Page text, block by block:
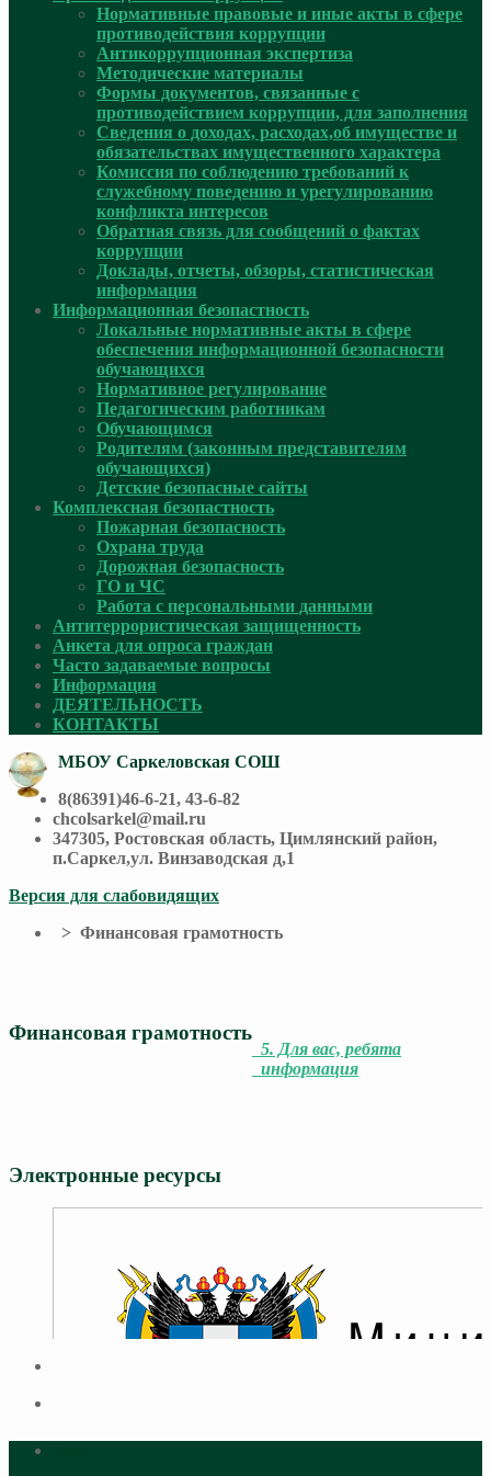
Нормативные правовые и иные акты в сфере
противодействия коррупции
Антикоррупционная экспертиза
Методические материалы
Формы документов, связанные с
противодействием коррупции, для заполнения
Сведения о доходах, расходах,об имуществе и
обязательствах имущественного характера
Комиссия по соблюдению требований к
служебному поведению и урегулированию
конфликта интересов
Обратная связь для сообщений о фактах
коррупции
Доклады, отчеты, обзоры, статистическая
информация
Информационная безопастность
Локальные нормативные акты в сфере
обеспечения информационной безопасности
обучающихся
Нормативное регулирование
Педагогическим работникам
Обучающимся
Родителям (законным представителям
обучающихся)
Детские безопасные сайты
Комплексная безопастность
Пожарная безопасность
Охрана труда
Дорожная безопасность
ГО и ЧС
Работа с персональными данными
Антитеррористическая защищенность
Анкета для опроса граждан
Часто задаваемые вопросы
Информация
ДЕЯТЕЛЬНОСТЬ
КОНТАКТЫ
МБОУ Саркеловская СОШ
8(86391)46-6-21, 43-6-82
chcolsarkel@mail.ru
347305, Ростовская область, Цимлянский район,
п.Саркел,ул. Винзаводская д,1
Версия для слабовидящих
> Финансовая грамотность
Финансовая грамотность
5. Для вас, ребята
информация
Электронные ресурсы